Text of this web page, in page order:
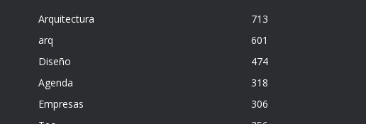
Arquitectura
713
arq
601
Diseño
474
Agenda
318
Empresas
306